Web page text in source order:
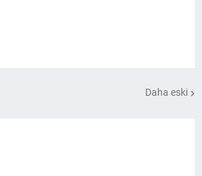
Daha eski